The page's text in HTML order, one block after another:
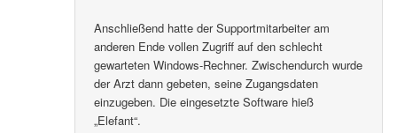
Anschließend hatte der Supportmitarbeiter am
anderen Ende vollen Zugriff auf den schlecht
gewarteten Windows-Rechner. Zwischendurch wurde
der Arzt dann gebeten, seine Zugangsdaten
einzugeben. Die eingesetzte Software hieß
„Elefant“.